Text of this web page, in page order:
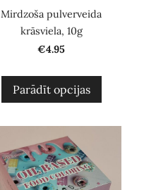
Mirdzoša pulverveida
krāsviela, 10g
€4.95
Parādīt opcijas